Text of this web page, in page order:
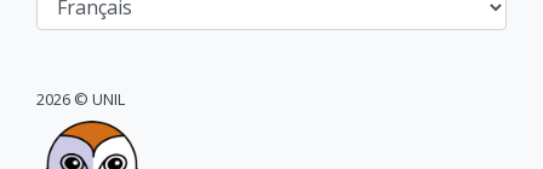
2026 © UNIL